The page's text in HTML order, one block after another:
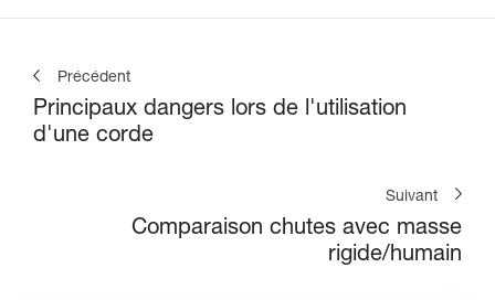
Précédent
Principaux dangers lors de l'utilisation
d'une corde
Suivant
Comparaison chutes avec masse
rigide/humain